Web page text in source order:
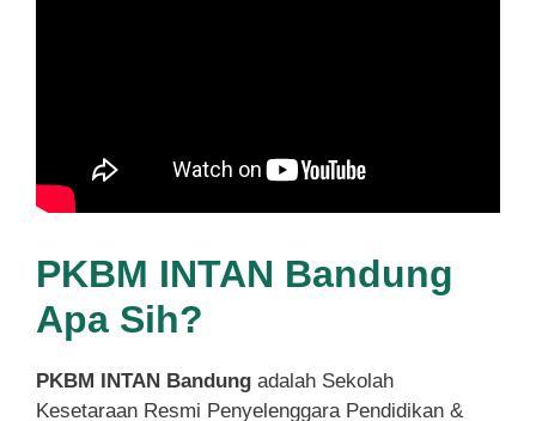
PKBM INTAN Bandung
Apa Sih?
PKBM INTAN Bandung adalah Sekolah
Kesetaraan Resmi Penyelenggara Pendidikan &